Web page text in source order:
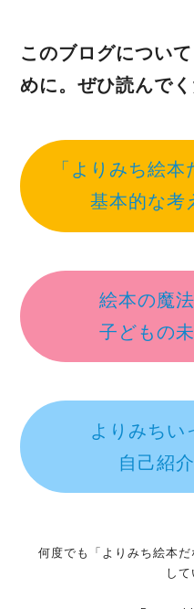
このブログについ
めに。ぜひ読んでく
「よりみち絵本
基本的な考
絵本の魔
子どもの
よりみちい
自己紹介
何度でも「よりみち絵本
して